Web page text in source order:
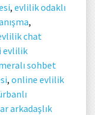
, evlilik odaklı
,
chat
evlilik
sohbet
, online evlilik
arkadaşlık